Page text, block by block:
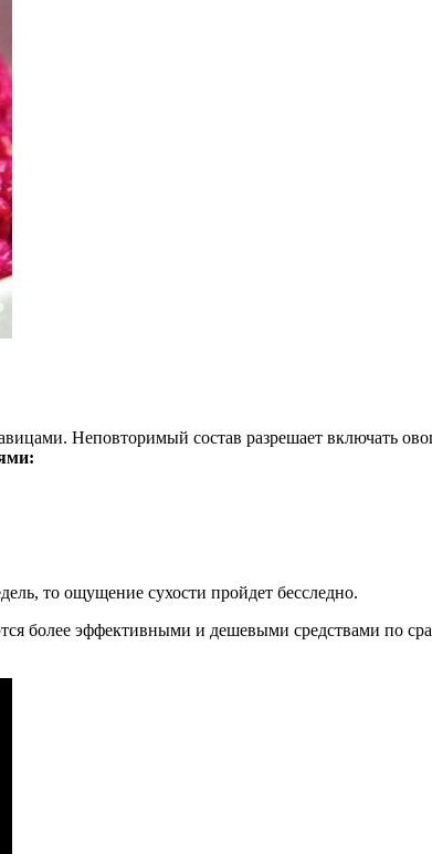
Неповторимый состав разрешает включать
то ощущение сухости пройдет бесследно.
более эффективными и дешевыми средствами по